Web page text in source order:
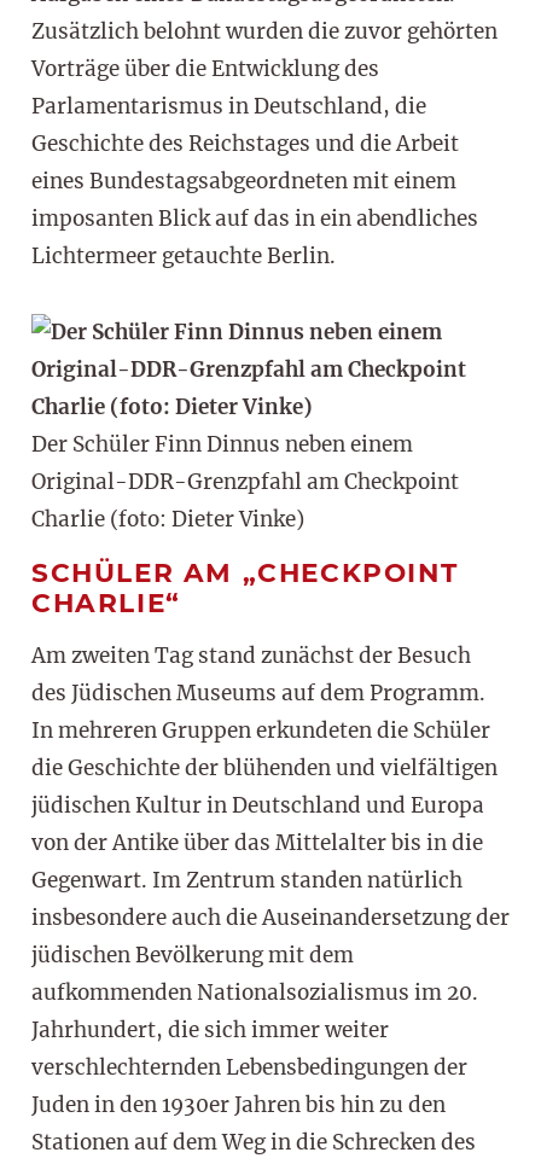
Zusätzlich belohnt wurden die zuvor gehörten
Vorträge über die Entwicklung des
Parlamentarismus in Deutschland, die
Geschichte des Reichstages und die Arbeit
eines Bundestagsabgeordneten mit einem
imposanten Blick auf das in ein abendliches
Lichtermeer getauchte Berlin.
Der Schüler Finn Dinnus neben einem
Original-DDR-Grenzpfahl am Checkpoint
Charlie (foto: Dieter Vinke)
SCHÜLER AM „CHECKPOINT
CHARLIE“
Am zweiten Tag stand zunächst der Besuch
des Jüdischen Museums auf dem Programm.
In mehreren Gruppen erkundeten die Schüler
die Geschichte der blühenden und vielfältigen
jüdischen Kultur in Deutschland und Europa
von der Antike über das Mittelalter bis in die
Gegenwart. Im Zentrum standen natürlich
insbesondere auch die Auseinandersetzung der
jüdischen Bevölkerung mit dem
aufkommenden Nationalsozialismus im 20.
Jahrhundert, die sich immer weiter
verschlechternden Lebensbedingungen der
Juden in den 1930er Jahren bis hin zu den
Stationen auf dem Weg in die Schrecken des